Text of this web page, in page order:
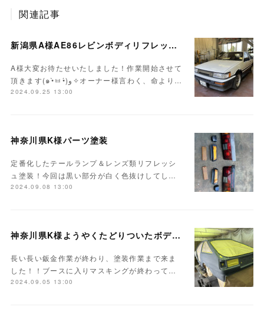
関連記事
新潟県A様AE86レビンボディリフレッシュ作業開始！！
A様大変お待たせいたしました！作業開始させて
頂きます(๑•̀ㅂ•́)و✧オーナー様言わく、命より…
2024.09.25 13:00
神奈川県K様パーツ塗装
定番化したテールランプ＆レンズ類リフレッシ
ュ塗装！今回は黒い部分が白く色抜けしてし…
2024.09.08 13:00
神奈川県K様ようやくたどりついたボディ塗装
長い長い鈑金作業が終わり、塗装作業まで来ま
した！！ブースに入りマスキングが終わって…
2024.09.05 13:00